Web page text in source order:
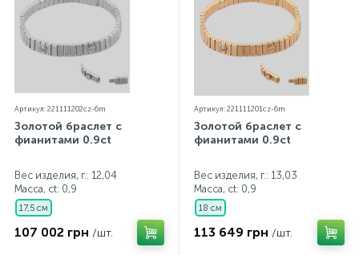
Артикул: 221111202cz-6m
Золотой браслет с
фианитами 0.9ct
Вес изделия, г.: 12,04
Масса, ct: 0,9
17,5 см
107 002 грн /шт.
Артикул: 221111201cz-6m
Золотой браслет с
фианитами 0.9ct
Вес изделия, г.: 13,03
Масса, ct: 0,9
18 см
113 649 грн /шт.